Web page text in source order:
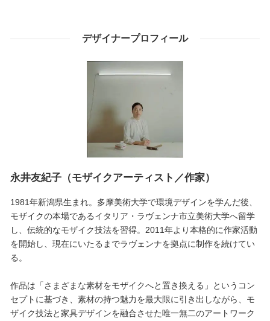
デザイナープロフィール
永井友紀子（モザイクアーティスト／作家）
1981年新潟県生まれ。多摩美術大学で環境デザインを学んだ後、
モザイクの本場であるイタリア・ラヴェンナ市立美術大学へ留学
し、伝統的なモザイク技法を習得。2011年より本格的に作家活動
を開始し、現在にいたるまでラヴェンナを拠点に制作を続けてい
る。
作品は「さまざまな素材をモザイクへと置き換える」というコン
セプトに基づき、素材の持つ魅力を最大限に引き出しながら、モ
ザイク技法と家具デザインを融合させた唯一無二のアートワーク